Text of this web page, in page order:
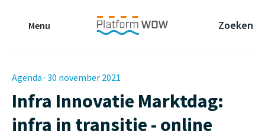
Menu
Zoeken
Agenda · 30 november 2021
Infra Innovatie Marktdag:
infra in transitie - online